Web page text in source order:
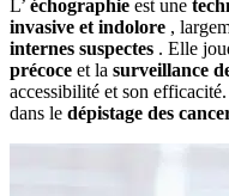
L’ échographie est une
invasive et indolore ,
internes suspectes . Elle
précoce et la surveillance
accessibilité et son
dans le dépistage des